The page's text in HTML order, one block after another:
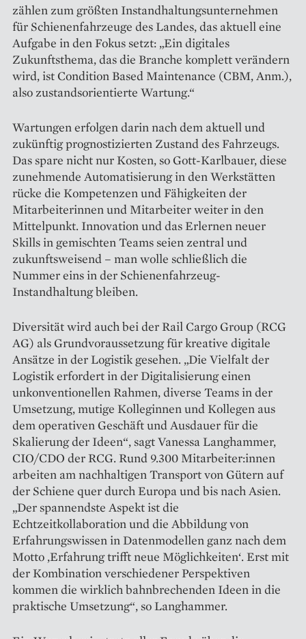
zählen zum größten Instand­haltungsunternehmen
für Schienenfahrzeuge des Landes, das aktuell eine
Aufgabe in den Fokus setzt: „Ein digitales
Zukunftsthema, das die Branche komplett verändern
wird, ist Condition Based Maintenance (CBM, Anm.),
also zustandsorientierte Wartung.“
Wartungen erfolgen darin nach dem aktuell und
zukünftig prognostizier­ten Zustand des Fahrzeugs.
Das spare nicht nur Kosten, so Gott-Karlbauer, diese
zunehmende Automati­sierung in den Werkstätten
rücke die Kompetenzen und Fähigkeiten der
Mitarbeiterinnen und Mitarbeiter weiter in den
Mittelpunkt. Innovation und das Erlernen neuer
Skills in gemischten Teams seien zentral und
zukunftsweisend – man wolle schließlich die
Nummer eins in der Schienenfahrzeug-
Instandhaltung bleiben.
Diversität wird auch bei der Rail Cargo Group (RCG
AG) als Grundvoraussetzung für kreative digitale
Ansätze in der Logistik gesehen. „Die Vielfalt der
Logistik erfordert in der Digitalisierung einen
unkonventionellen Rahmen, diverse Teams in der
Umsetzung, mutige Kolleginnen und Kollegen aus
dem operativen Geschäft und Ausdauer für die
Skalierung der Ideen“, sagt Vanessa Langhammer,
CIO/CDO der RCG. Rund 9.300 Mitarbeiter:innen
arbeiten am nachhaltigen Transport von Gütern auf
der Schiene quer durch Europa und bis nach Asien.
„Der spannendste Aspekt ist die
Echtzeitkollaboration und die Abbildung von
Erfahrungswissen in Datenmodellen ganz nach dem
Motto ‚Erfahrung trifft neue Möglichkeiten‘. Erst mit
der Kombination verschiedener Perspektiven
kommen die wirklich bahnbrechenden Ideen in die
praktische Umsetzung“, so Langhammer.